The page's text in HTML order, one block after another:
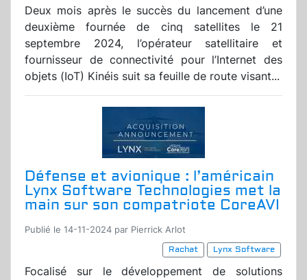
Deux mois après le succès du lancement d’une
deuxième fournée de cinq satellites le 21
septembre 2024, l’opérateur satellitaire et
fournisseur de connectivité pour l’Internet des
objets (IoT) Kinéis suit sa feuille de route visant...
Défense et avionique : l’américain
Lynx Software Technologies met la
main sur son compatriote CoreAVI
Publié le 14-11-2024 par Pierrick Arlot
Rachat
Lynx Software
Focalisé sur le développement de solutions